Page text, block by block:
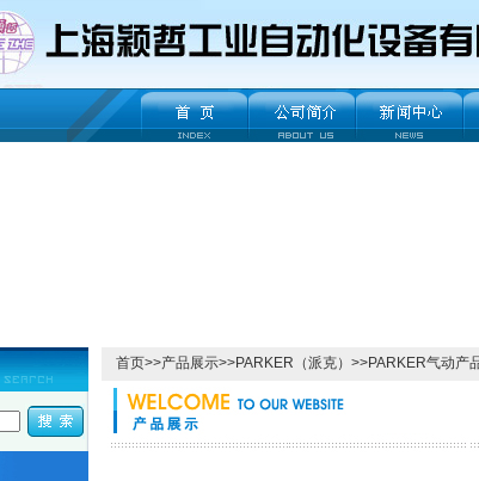
首页>>产品展示>>PARKER（派克） >>PARKER气动产